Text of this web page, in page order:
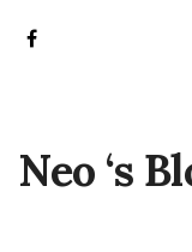
Neo ‘s